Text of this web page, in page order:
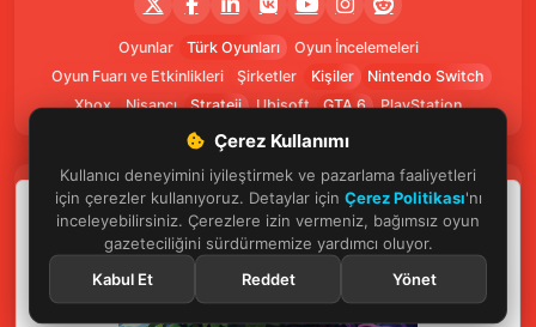
Çerez Kullanımı
Kullanıcı deneyimini iyileştirmek ve pazarlama faaliyetleri
için çerezler kullanıyoruz. Detaylar için Çerez Politikası'nı
inceleyebilirsiniz. Çerezlere izin vermeniz, bağımsız oyun
gazeteciliğini sürdürmemize yardımcı oluyor.
Kabul Et
Reddet Yönet
Oyunlar Türk Oyunları
Oyun İncelemeleri
Oyun Fuarı ve Etkinlikleri
Şirketler Kişiler
Nintendo Switch
Xbox
Nişancı Strateji Ubisoft GTA 6 PlayStation